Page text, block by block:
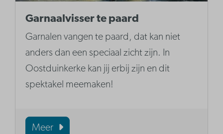
Garnaalvisser te paard
Garnalen vangen te paard, dat kan niet
anders dan een speciaal zicht zijn. In
Oostduinkerke kan jij erbij zijn en dit
spektakel meemaken!
Meer